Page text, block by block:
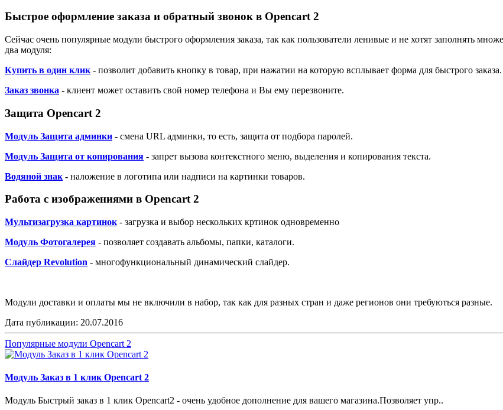
Быстрое оформление заказа и обратный звонок в Opencart 2
Сейчас очень популярные модули быстрого оформления заказа, так как пользователи ленивые и не хотят заполнять
два модуля:
Купить в один клик - позволит добавить кнопку в товар, при нажатии на которую всплывает форма для быстрого заказа.
Заказ звонка - клиент может оставить свой номер телефона и Вы ему перезвоните.
Защита Opencart 2
Модуль Защита админки - смена URL админки, то есть, защита от подбора паролей.
Модуль Защита от копирования - запрет вызова контекстного меню, выделения и копирования текста.
Водяной знак - наложение в логотипа или надписи на картинки товаров.
Работа с изображениями в Opencart 2
Мультизагрузка картинок - загрузка и выбор нескольких кртинок одновременно
Модуль Фотогалерея - позволяет создавать альбомы, папки, каталоги.
Слайдер Revolution - многофункциональный динамический слайдер.
Модули доставки и оплаты мы не включили в набор, так как для разных стран и даже регионов они требуються разные.
Дата публикации: 20.07.2016
Популярные модули Opencart 2
Модуль Заказ в 1 клик Opencart 2
Модуль Быстрый заказ в 1 клик Opencart2 - очень удобное дополнение для вашего магазина.Позволяет упр..